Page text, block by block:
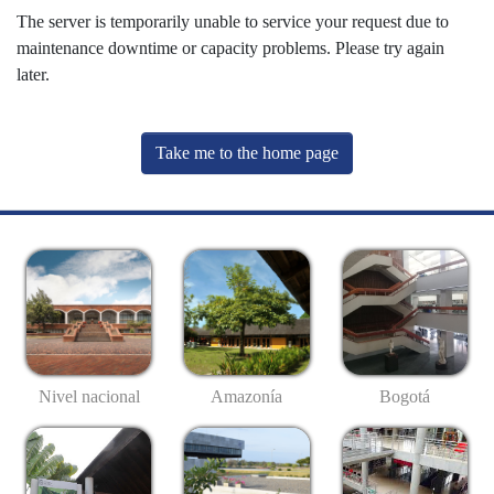
The server is temporarily unable to service your request due to
maintenance downtime or capacity problems. Please try again
later.
Take me to the home page
Nivel nacional Amazonía Bogotá